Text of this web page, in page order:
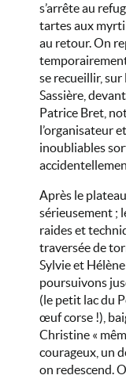
s’arrête au
tartes aux
au retour. On
se recueillir, sur
Sassière,
Patrice Bret,
l’organisateur
inoubliables
Après le
sérieusement ;
raides et
traversée de
Sylvie et
poursuivons
(le petit lac du
œuf corse !),
Christine «
courageux, un
on redescend.